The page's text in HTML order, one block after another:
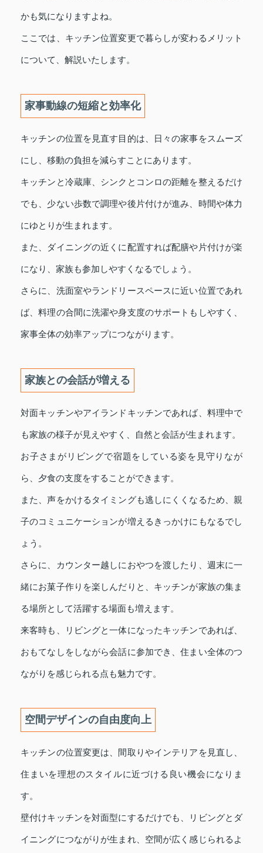
かも気になりますよね。
ここでは、キッチン位置変更で暮らしが変わるメリット
について、解説いたします。
家事動線の短縮と効率化
キッチンの位置を見直す目的は、日々の家事をスムーズ
にし、移動の負担を減らすことにあります。
キッチンと冷蔵庫、シンクとコンロの距離を整えるだけ
でも、少ない歩数で調理や後片付けが進み、時間や体力
にゆとりが生まれます。
また、ダイニングの近くに配置すれば配膳や片付けが楽
になり、家族も参加しやすくなるでしょう。
さらに、洗面室やランドリースペースに近い位置であれ
ば、料理の合間に洗濯や身支度のサポートもしやすく、
家事全体の効率アップにつながります。
家族との会話が増える
対面キッチンやアイランドキッチンであれば、料理中で
も家族の様子が見えやすく、自然と会話が生まれます。
お子さまがリビングで宿題をしている姿を見守りなが
ら、夕食の支度をすることができます。
また、声をかけるタイミングも逃しにくくなるため、親
子のコミュニケーションが増えるきっかけにもなるでし
ょう。
さらに、カウンター越しにおやつを渡したり、週末に一
緒にお菓子作りを楽しんだりと、キッチンが家族の集ま
る場所として活躍する場面も増えます。
来客時も、リビングと一体になったキッチンであれば、
おもてなしをしながら会話に参加でき、住まい全体のつ
ながりを感じられる点も魅力です。
空間デザインの自由度向上
キッチンの位置変更は、間取りやインテリアを見直し、
住まいを理想のスタイルに近づける良い機会になりま
す。
壁付けキッチンを対面型にするだけでも、リビングとダ
イニングにつながりが生まれ、空間が広く感じられるよ